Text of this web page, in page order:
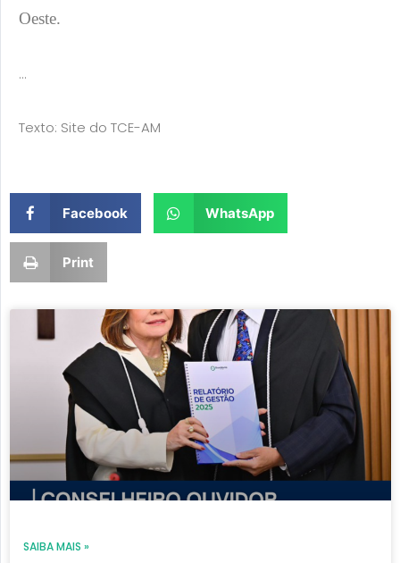
Oeste.
…
Texto: Site do TCE-AM
Facebook WhatsApp
Print
SAIBA MAIS »
PagePagePagePagePage